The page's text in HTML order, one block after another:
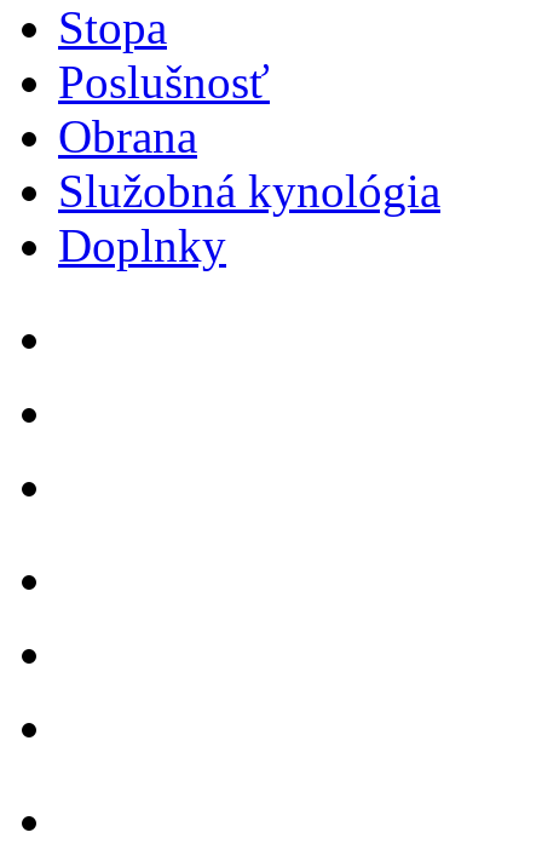
Stopa
Poslušnosť
Obrana
Služobná kynológia
Doplnky